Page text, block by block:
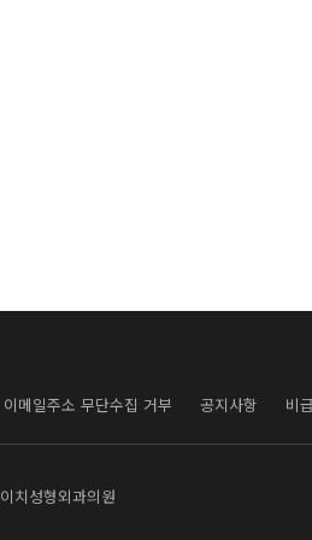
이메일주소 무단수집 거부 공지사항 비
치성형외과의원